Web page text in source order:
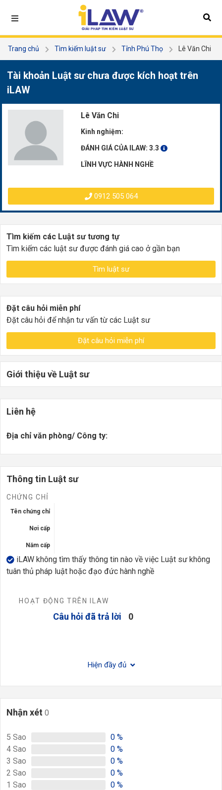
Trang chủ Tìm kiếm luật sư Tỉnh Phú Thọ Lê Văn Chi
Tài khoản Luật sư chưa được kích hoạt trên
iLAW
Lê Văn Chi
Kinh nghiệm:
ĐÁNH GIÁ CỦA ILAW: 3.3
LĨNH VỰC HÀNH NGHỀ
0912 505 064
Tìm kiếm các Luật sư tương tự
Tìm kiếm các luật sư được đánh giá cao ở gần bạn
Tìm luật sư
Đặt câu hỏi miễn phí
Đặt câu hỏi để nhận tư vấn từ các Luật sư
Đặt câu hỏi miễn phí
Giới thiệu về Luật sư
Liên hệ
Địa chỉ văn phòng/ Công ty:
Thông tin Luật sư
CHỨNG CHỈ
Tên chứng chỉ
Nơi cấp
Năm cấp
iLAW không tìm thấy thông tin nào về việc Luật sư không
tuân thủ pháp luật hoặc đạo đức hành nghề
HOẠT ĐỘNG TRÊN ILAW
Câu hỏi đã trả lời 0
Hiện đầy đủ
Nhận xét 0
5 Sao 0 %
4 Sao 0 %
3 Sao 0 %
2 Sao 0 %
1 Sao 0 %